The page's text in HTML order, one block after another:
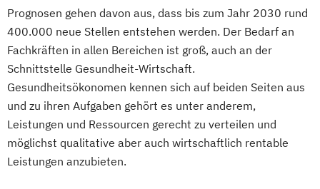
Kongress- und Eventmanagement
BWL - Spedition
Transport und Logistik
BWL - Versicherung
BWL - Öffentliche Wirtschaft
Chemische Technik - Chemie- und
Bioingenieurwesen
Chemische Technik - Technische und
Angewandte Chemie
Prognosen gehen davon aus, dass bis zum Jahr 2030 rund
400.000 neue Stellen entstehen werden. Der Bedarf an
Fachkräften in allen Bereichen ist groß, auch an der
Schnittstelle Gesundheit-Wirtschaft.
Gesundheitsökonomen kennen sich auf beiden Seiten aus
und zu ihren Aufgaben gehört es unter anderem,
Leistungen und Ressourcen gerecht zu verteilen und
möglichst qualitative aber auch wirtschaftlich rentable
Leistungen anzubieten.